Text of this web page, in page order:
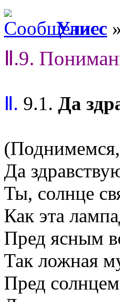
Улисс
Ⅱ.9.
Ⅱ. 9.1. Да
(Поднимемся,
Да
Ты, солнце
Как эта
Пред ясным
Так ложная
Пред